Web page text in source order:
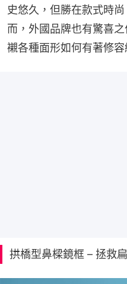
史悠久，但勝在款式時
而，外國品牌也有驚喜
襯各種面形如何有著修容
拱橋型鼻樑鏡框 – 拯救